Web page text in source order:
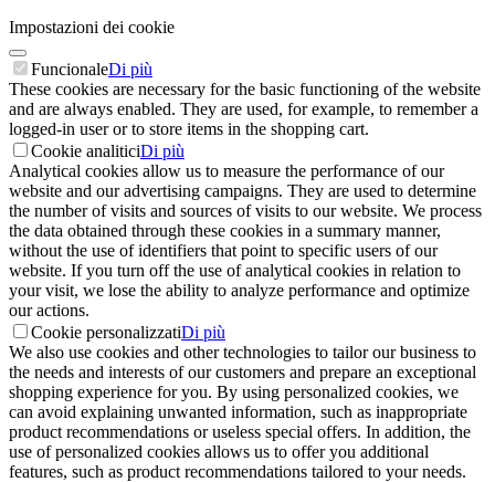
Impostazioni dei cookie
FuncionaleDi più
These cookies are necessary for the basic functioning of the website
and are always enabled. They are used, for example, to remember a
logged-in user or to store items in the shopping cart.
Cookie analiticiDi più
Analytical cookies allow us to measure the performance of our
website and our advertising campaigns. They are used to determine
the number of visits and sources of visits to our website. We process
the data obtained through these cookies in a summary manner,
without the use of identifiers that point to specific users of our
website. If you turn off the use of analytical cookies in relation to
your visit, we lose the ability to analyze performance and optimize
our actions.
Cookie personalizzatiDi più
We also use cookies and other technologies to tailor our business to
the needs and interests of our customers and prepare an exceptional
shopping experience for you. By using personalized cookies, we
can avoid explaining unwanted information, such as inappropriate
product recommendations or useless special offers. In addition, the
use of personalized cookies allows us to offer you additional
features, such as product recommendations tailored to your needs.